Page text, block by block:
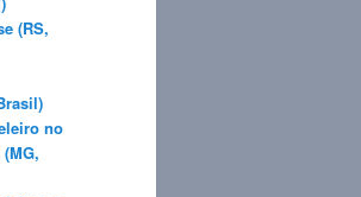
(RS,
no